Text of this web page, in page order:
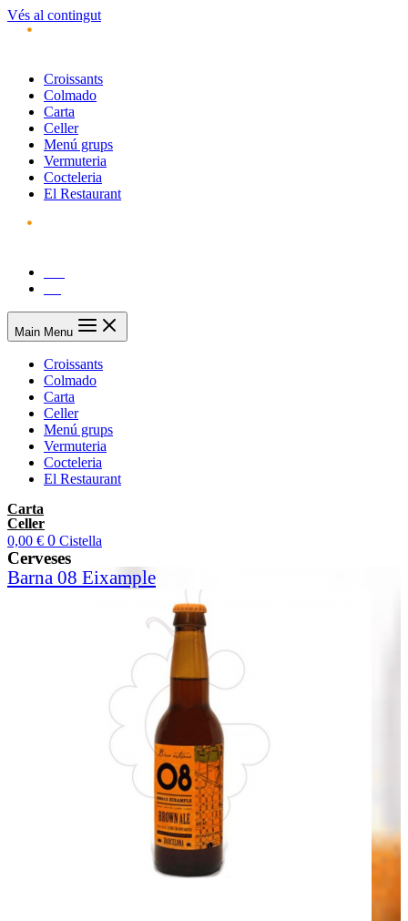
Vés al contingut
Croissants
Colmado
Carta
Celler
Menú grups
Vermuteria
Cocteleria
El Restaurant
Main Menu
Croissants
Colmado
Carta
Celler
Menú grups
Vermuteria
Cocteleria
El Restaurant
Carta
Celler
0,00 € 0 Cistella
Cerveses
Barna 08 Eixample